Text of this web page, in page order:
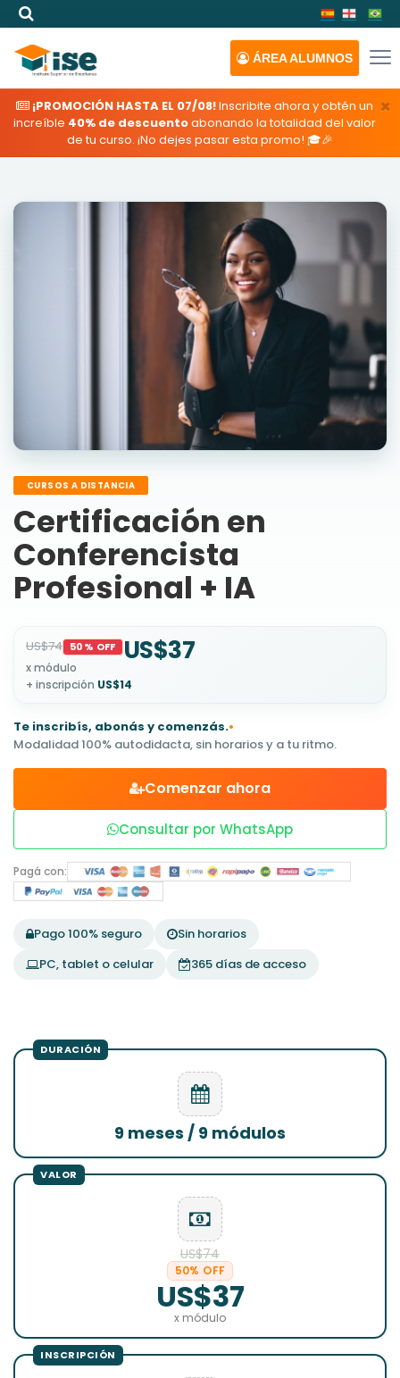
ÁREAALUMNOS
×
¡PROMOCIÓN HASTA EL 07/08!Inscribite ahora y obtén un
increíble 40% de descuentoabonando la totalidad del valor
de tu curso. ¡No dejes pasar esta promo! 🎓🎉
CURSOS A DISTANCIA
Certificación en
Conferencista
Profesional + IA
US$74 50% OFF US$37
x módulo
+ inscripción US$14
Te inscribís, abonás y comenzás.•
Modalidad 100% autodidacta, sin horarios y a tu ritmo.
Comenzar ahora
Consultar por WhatsApp
Pagá con:
Pago 100% seguro
Sin horarios
PC, tablet o celular
365 días de acceso
9 meses / 9 módulos
US$74
50% OFF
US$37
x módulo